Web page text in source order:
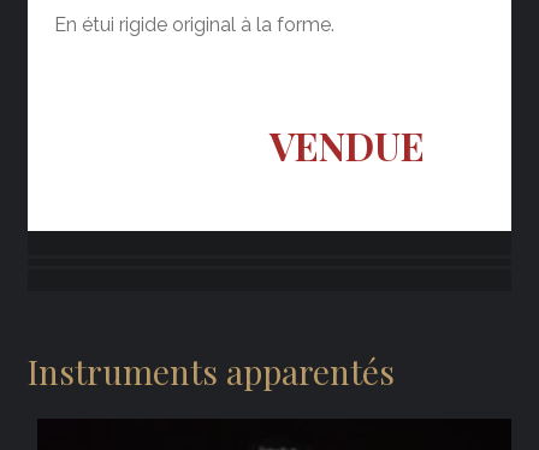
En étui rigide original à la forme.
VENDUE
Instruments apparentés